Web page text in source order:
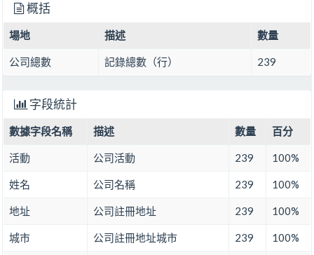
概括
場地 描述 數量
公司總數 記錄總數（行） 239
字段統計
數據字段名稱 描述 數量 百分
活動 公司活動 239 100%
姓名 公司名稱 239 100%
地址 公司註冊地址 239 100%
城市 公司註冊地址城市 239 100%